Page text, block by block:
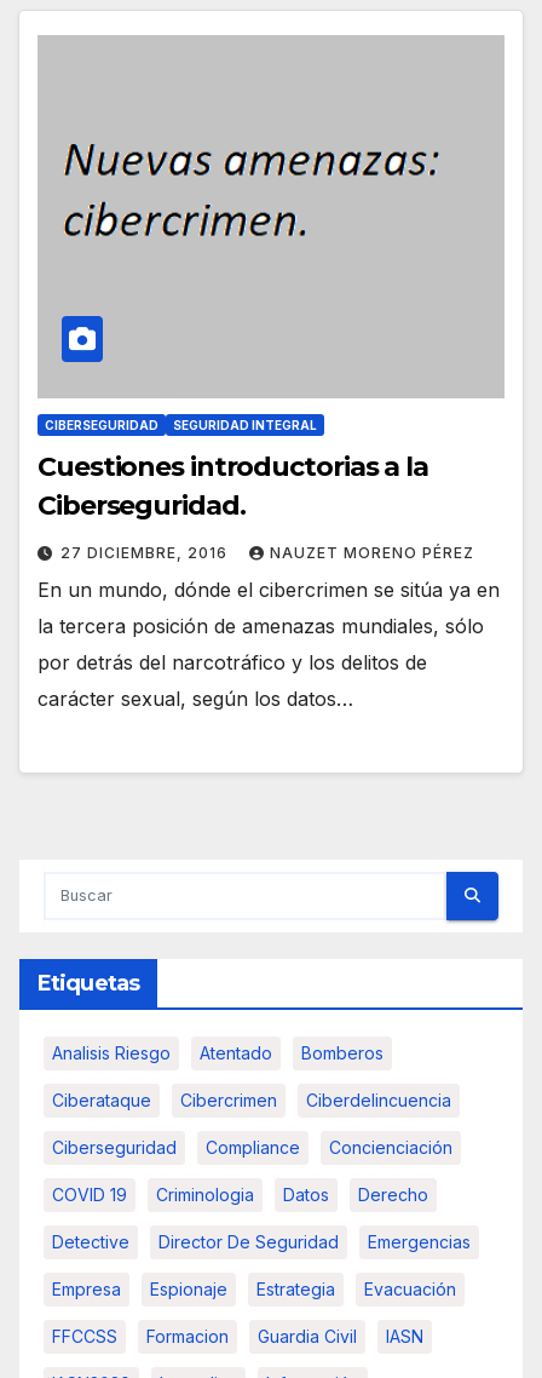
CIBERSEGURIDAD SEGURIDAD INTEGRAL
Cuestiones introductorias a la
Ciberseguridad.
27 DICIEMBRE, 2016 NAUZET MORENO PÉREZ
En un mundo, dónde el cibercrimen se sitúa ya en
la tercera posición de amenazas mundiales, sólo
por detrás del narcotráfico y los delitos de
carácter sexual, según los datos…
Etiquetas
Analisis Riesgo Atentado Bomberos
Ciberataque Cibercrimen Ciberdelincuencia
Ciberseguridad Compliance Concienciación
COVID 19 Criminologia Datos Derecho
Detective Director De Seguridad Emergencias
Empresa Espionaje Estrategia Evacuación
FFCCSS Formacion Guardia Civil IASN